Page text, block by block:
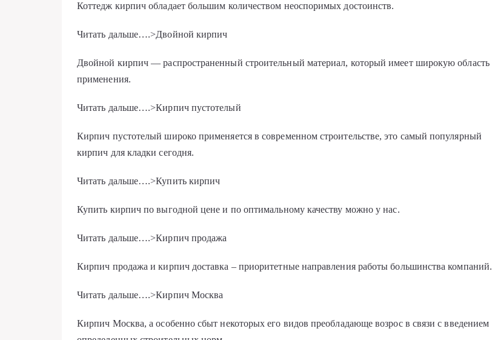
Коттедж кирпич обладает большим количеством неоспоримых достоинств.
Читать дальше….>Двойной кирпич
Двойной кирпич — распространенный строительный материал, который имеет широкую область
применения.
Читать дальше….>Кирпич пустотелый
Кирпич пустотелый широко применяется в современном строительстве, это самый популярный
кирпич для кладки сегодня.
Читать дальше….>Купить кирпич
Купить кирпич по выгодной цене и по оптимальному качеству можно у нас.
Читать дальше….>Кирпич продажа
Кирпич продажа и кирпич доставка – приоритетные направления работы большинства компаний.
Читать дальше….>Кирпич Москва
Кирпич Москва, а особенно сбыт некоторых его видов преобладающе возрос в связи с введением